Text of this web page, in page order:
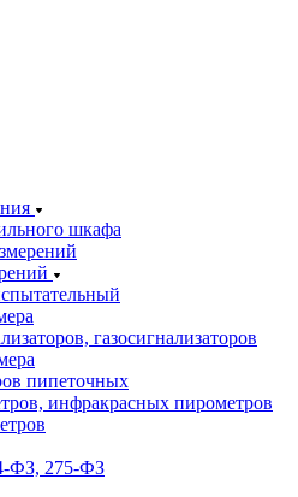
шкафа
газосигнализаторов
пипеточных
инфракрасных пирометров
ФЗ, 275-ФЗ